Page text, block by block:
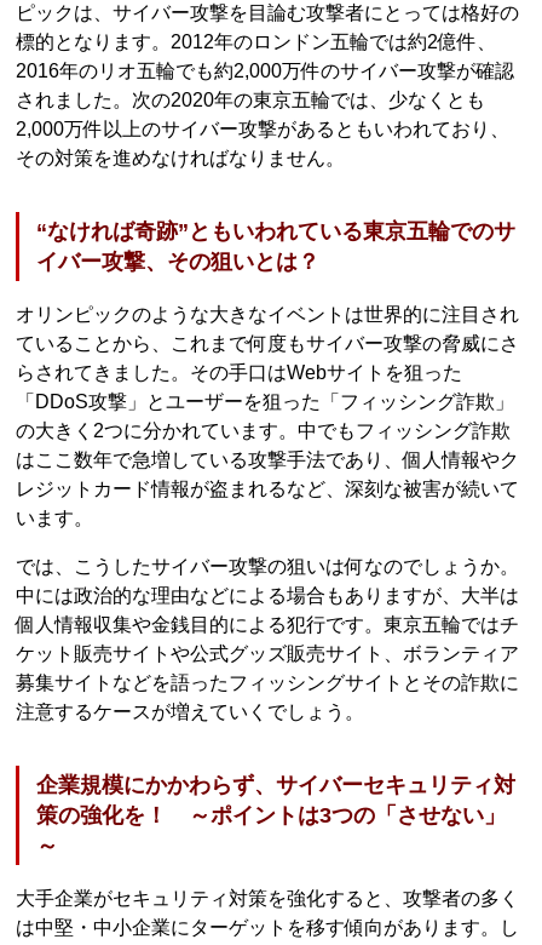
ピックは、サイバー攻撃を目論む攻撃者にとっては格好の
標的となります。2012年のロンドン五輪では約2億件、
2016年のリオ五輪でも約2,000万件のサイバー攻撃が確認
されました。次の2020年の東京五輪では、少なくとも
2,000万件以上のサイバー攻撃があるともいわれており、
その対策を進めなければなりません。
“なければ奇跡”ともいわれている東京五輪でのサ
イバー攻撃、その狙いとは？
オリンピックのような大きなイベントは世界的に注目され
ていることから、これまで何度もサイバー攻撃の脅威にさ
らされてきました。その手口はWebサイトを狙った
「DDoS攻撃」とユーザーを狙った「フィッシング詐欺」
の大きく2つに分かれています。中でもフィッシング詐欺
はここ数年で急増している攻撃手法であり、個人情報やク
レジットカード情報が盗まれるなど、深刻な被害が続いて
います。
では、こうしたサイバー攻撃の狙いは何なのでしょうか。
中には政治的な理由などによる場合もありますが、大半は
個人情報収集や金銭目的による犯行です。東京五輪ではチ
ケット販売サイトや公式グッズ販売サイト、ボランティア
募集サイトなどを語ったフィッシングサイトとその詐欺に
注意するケースが増えていくでしょう。
企業規模にかかわらず、サイバーセキュリティ対
策の強化を！ ～ポイントは3つの「させない」
～
大手企業がセキュリティ対策を強化すると、攻撃者の多く
は中堅・中小企業にターゲットを移す傾向があります。し